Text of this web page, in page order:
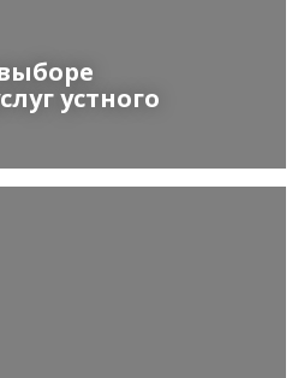
устного